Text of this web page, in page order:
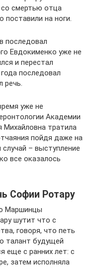
со смертью отца
на ноги.
последовал
Евдокименко уже не
и перестал
последовал
речь.
уже не
Академии
Михайловна тратила
пойдя даже на
– выступление
все оказалось
Софии Ротару
Маршинцы
шутит что с
говоря, что петь
талант будущей
еще с ранних лет: с
затем исполняла